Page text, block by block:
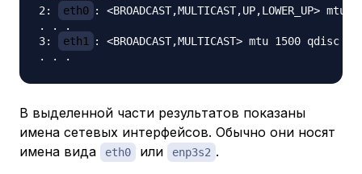
2:
eth0 :
. . .
3:
eth1 : <BROADCAST,MULTICAST> mtu 1500 qdisc
В выделенной части результатов показаны
имена сетевых интерфейсов. Обычно они носят
имена вида
eth0 или enp3s2 .